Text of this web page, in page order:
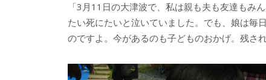
「3月11日の大津波で、私は親も夫も友達もみ
たい死にたいと泣いていました。でも、娘は毎
のですよ。今があるのも子どものおかげ。残さ